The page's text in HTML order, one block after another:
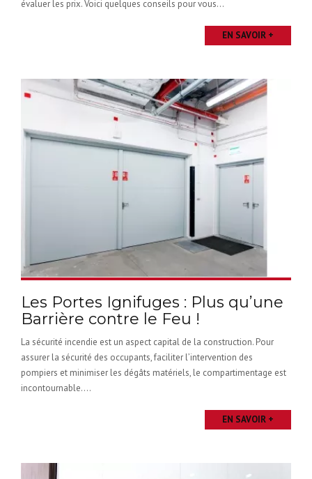
évaluer les prix. Voici quelques conseils pour vous...
EN SAVOIR +
Les Portes Ignifuges : Plus qu’une
Barrière contre le Feu !
La sécurité incendie est un aspect capital de la construction. Pour
assurer la sécurité des occupants, faciliter l’intervention des
pompiers et minimiser les dégâts matériels, le compartimentage est
incontournable....
EN SAVOIR +